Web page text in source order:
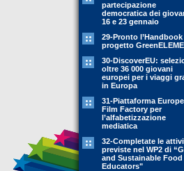
partecipazione
democratica dei
16 e 23 gennaio
29-Pronto
progetto
30-DiscoverEU:
oltre 36 000 giovani
europei per i viaggi
in Europa
31-Piattaforma
Film Factory per
l’alfabetizzazione
mediatica
32-Completate le
previste nel WP2 di
and Sustainable Food
Educators"